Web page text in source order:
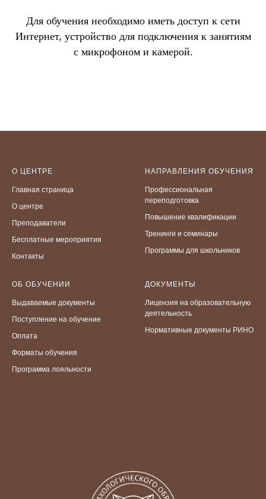
Для обучения необходимо иметь доступ к сети
Интернет, устройство для подключения к занятиям
с микрофоном и камерой.
О ЦЕНТРЕ
Главная страница
О центре
Преподаватели
Бесплатные мероприятия
Контакты
НАПРАВЛЕНИЯ ОБУЧЕНИЯ
Профессиональная
переподготовка
Повышение квалификации
Тренинги и семинары
Программы для школьников
ОБ ОБУЧЕНИИ
Выдаваемые документы
Поступление на обучение
Оплата
Форматы обучения
Программа лояльности
ДОКУМЕНТЫ
Лицензия на образовательную
деятельность
Нормативные документы РИНО